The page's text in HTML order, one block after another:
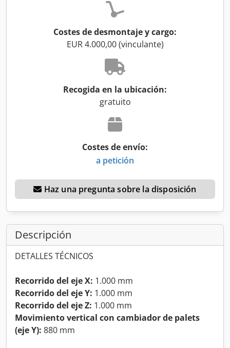
Costes de desmontaje y cargo:
EUR 4.000,00 (vinculante)
Recogida en la ubicación:
gratuito
Costes de envío:
a petición
Haz una pregunta sobre la disposición
Descripción
DETALLES TÉCNICOS
Recorrido del eje X: 1.000 mm
Recorrido del eje Y: 1.000 mm
Recorrido del eje Z: 1.000 mm
Movimiento vertical con cambiador de palets
(eje Y): 880 mm